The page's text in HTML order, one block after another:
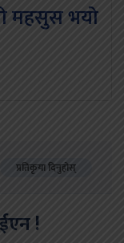
महसुस भयो
प्रतिकृया दिनुहोस्
!